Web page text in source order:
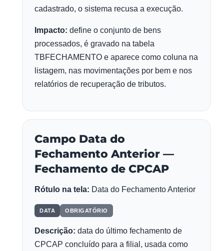
cadastrado, o sistema recusa a execução.
Impacto: define o conjunto de bens
processados, é gravado na tabela
TBFECHAMENTO e aparece como coluna na
listagem, nas movimentações por bem e nos
relatórios de recuperação de tributos.
Campo Data do
Fechamento Anterior —
Fechamento de CPCAP
Rótulo na tela: Data do Fechamento Anterior
DATA OBRIGATÓRIO
Descrição: data do último fechamento de
CPCAP concluído para a filial, usada como